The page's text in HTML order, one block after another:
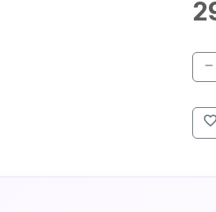
remove